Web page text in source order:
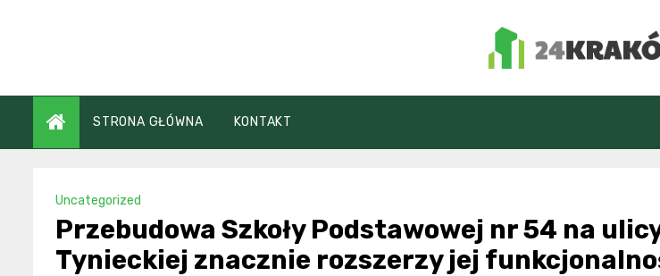
STRONA GŁÓWNA KONTAKT
Uncategorized
Przebudowa Szkoły Podstawowej nr 54 na
Tynieckiej znacznie rozszerzy jej